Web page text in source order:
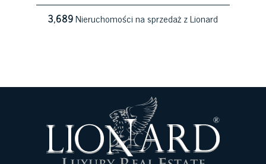
3,689Nieruchomości na sprzedaż z Lionard